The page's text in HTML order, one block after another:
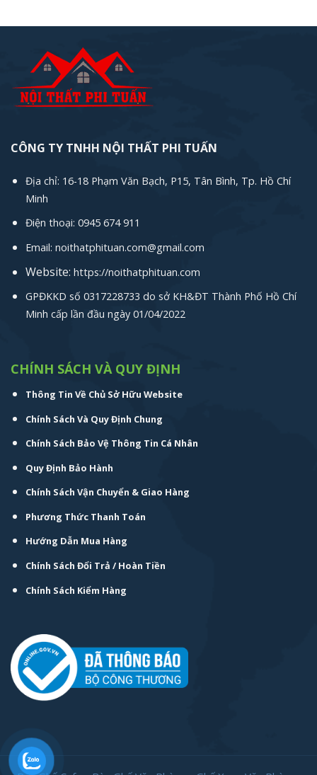
CÔNG TY TNHH NỘI THẤT PHI TUẤN
Địa chỉ: 16-18 Phạm Văn Bạch, P15, Tân Bình, Tp. Hồ Chí
Minh
Điện thoại: 0945 674 911
Email: noithatphituan.com@gmail.com
Website: https://noithatphituan.com
GPĐKKD số 0317228733 do sở KH&ĐT Thành Phố Hồ Chí
Minh cấp lần đầu ngày 01/04/2022
CHÍNH SÁCH VÀ QUY ĐỊNH
Thông Tin Về Chủ Sở Hữu Website
Chính Sách Và Quy Định Chung
Chính Sách Bảo Vệ Thông Tin Cá Nhân
Quy Định Bảo Hành
Chính Sách Vận Chuyển & Giao Hàng
Phương Thức Thanh Toán
Hướng Dẫn Mua Hàng
Chính Sách Đổi Trả / Hoàn Tiền
Chính Sách Kiểm Hàng